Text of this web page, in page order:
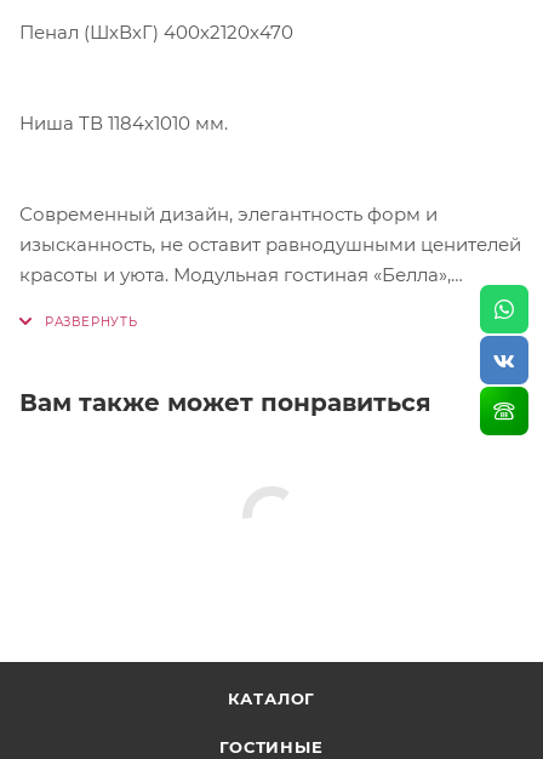
Пенал (ШхВхГ) 400х2120х470
Ниша ТВ 1184х1010 мм.
Современный дизайн, элегантность форм и
изысканность, не оставит равнодушными ценителей
красоты и уюта. Модульная гостиная «Белла»,
модулям, вы сможете создать свой неповторимый
облик вашего дома.
Вам также может понравиться
КАТАЛОГ
ГОСТИНЫЕ